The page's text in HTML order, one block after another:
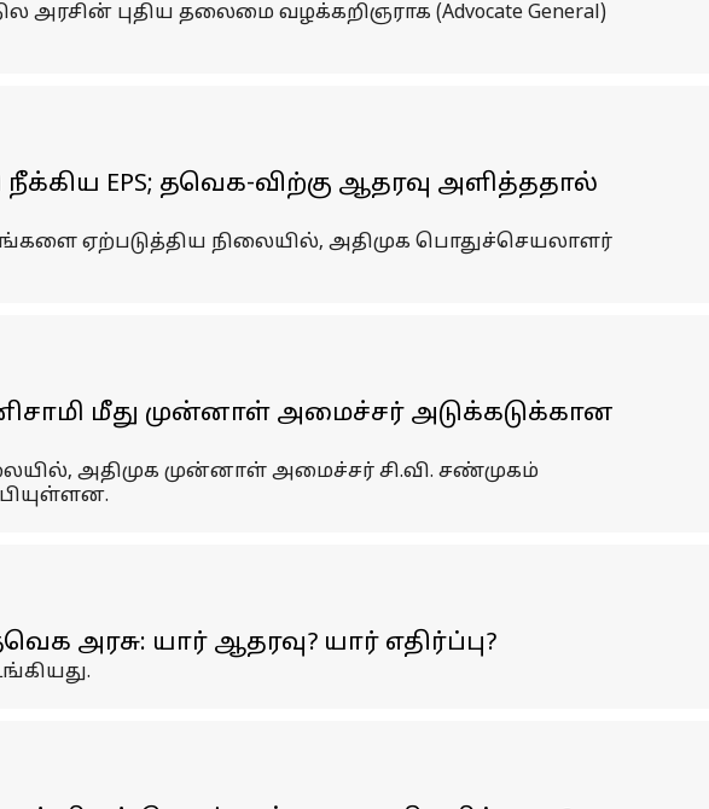
புதிய தலைமை வழக்கறிஞராக (Advocate General)
EPS; தவெக-விற்கு ஆதரவு அளித்ததால்
ஏற்படுத்திய நிலையில், அதிமுக பொதுச்செயலாளர்
மீது முன்னாள் அமைச்சர் அடுக்கடுக்கான
அதிமுக முன்னாள் அமைச்சர் சி.வி. சண்முகம்
அரசு: யார் ஆதரவு? யார் எதிர்ப்பு?